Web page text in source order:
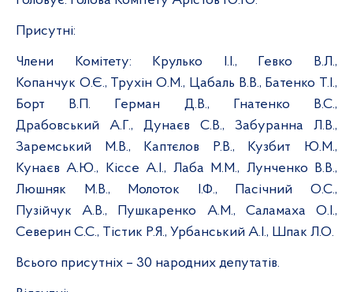
Присутні:
Члени Комітету: Крулько І.І., Гевко В.Л.,
Копанчук О.Є., Трухін О.М., Цабаль В.В., Батенко Т.І.,
Борт В.П. Герман Д.В., Гнатенко В.С.,
Драбовський А.Г., Дунаєв С.В., Забуранна Л.В.,
Заремський М.В., Каптєлов Р.В., Кузбит Ю.М.,
Кунаєв А.Ю., Кіссе А.І., Лаба М.М., Лунченко В.В.,
Люшняк М.В., Молоток І.Ф., Пасічний О.С.,
Пузійчук А.В., Пушкаренко А.М., Саламаха О.І.,
Северин С.С., Тістик Р.Я., Урбанський А.І., Шпак Л.О.
Всього присутніх – 30 народних депутатів.